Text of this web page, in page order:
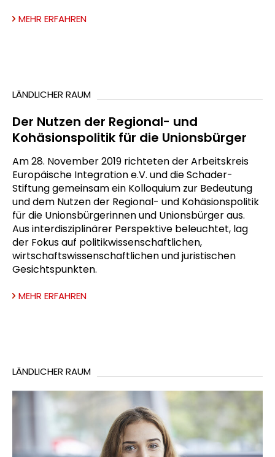
MEHR ERFAHREN
LÄNDLICHER RAUM
Der Nutzen der Regional- und
Kohäsionspolitik für die Unionsbürger
Am 28. November 2019 richteten der Arbeitskreis
Europäische Integration e.V. und die Schader-
Stiftung gemeinsam ein Kolloquium zur Bedeutung
und dem Nutzen der Regional- und Kohäsionspolitik
für die Unionsbürgerinnen und Unionsbürger aus.
Aus interdisziplinärer Perspektive beleuchtet, lag
der Fokus auf politikwissenschaftlichen,
wirtschaftswissenschaftlichen und juristischen
Gesichtspunkten.
MEHR ERFAHREN
LÄNDLICHER RAUM